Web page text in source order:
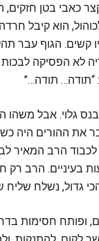
כאבי בטן
הוא קיבל
קשים. הגוף עבר
הפסיקה לבכות
תודה…”
גלוי. אבל
את ההורים היה
הרב המאיר
בעיניים. הרב רק
גדול, נשלח שליח
ופותח חסימות